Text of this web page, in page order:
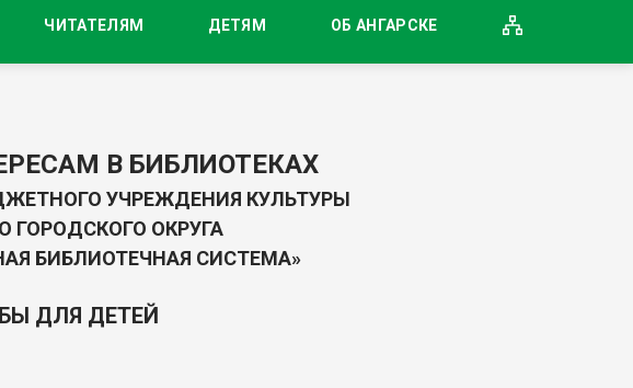
ЧИТАТЕЛЯМ ДЕТЯМ ОБ АНГАРСКЕ
В БИБЛИОТЕКАХ
УЧРЕЖДЕНИЯ КУЛЬТУРЫ
ГОРОДСКОГО ОКРУГА
БИБЛИОТЕЧНАЯ СИСТЕМА»
ДЛЯ ДЕТЕЙ